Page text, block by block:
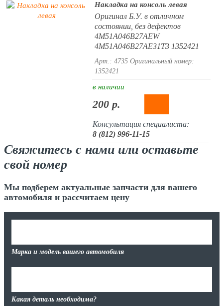
Накладка на консоль левая
Оригинал Б.У. в отличном
состоянии, без дефектов
4M51A046B27AEW
4M51A046B27AE31T3 1352421
Арт.: 4735 Оригинальный номер:
1352421
в наличии
200 р.
Консультация специалиста:
8 (812) 996-11-15
Свяжитесь с нами или оставьте
свой номер
Мы подберем актуальные запчасти для вашего
автомобиля и рассчитаем цену
Марка и модель вашего автомобиля
Какая деталь необходима?